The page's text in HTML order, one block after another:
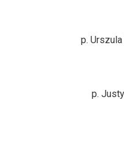
p.
p.